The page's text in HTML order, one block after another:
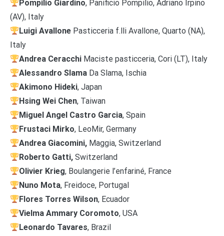
Pompilio Giardino, Panificio Pompilio, Adriano Irpino
(AV), Italy
Luigi Avallone Pasticceria f.lli Avallone, Quarto (NA),
Italy
Andrea Ceracchi Maciste pasticceria, Cori (LT), Italy
Alessandro Slama Da Slama, Ischia
Akimono Hideki, Japan
Hsing Wei Chen, Taiwan
Miguel Angel Castro Garcia, Spain
Frustaci Mirko, LeoMir, Germany
Andrea Giacomini, Maggia, Switzerland
Roberto Gatti,Switzerland
Olivier Krieg, Boulangerie l’enfariné, France
Nuno Mota, Freidoce, Portugal
Flores Torres Wilson, Ecuador
Vielma Ammary Coromoto, USA
Leonardo Tavares, Brazil